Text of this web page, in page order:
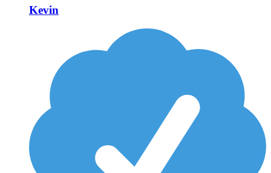
Kevin